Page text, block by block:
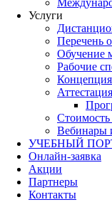
Услуги
Перечень
Обучение
Рабочие
Аттестация
Стоимость
Вебинары
УЧЕБНЫЙ
Онлайн-заявка
Акции
Партнеры
Контакты